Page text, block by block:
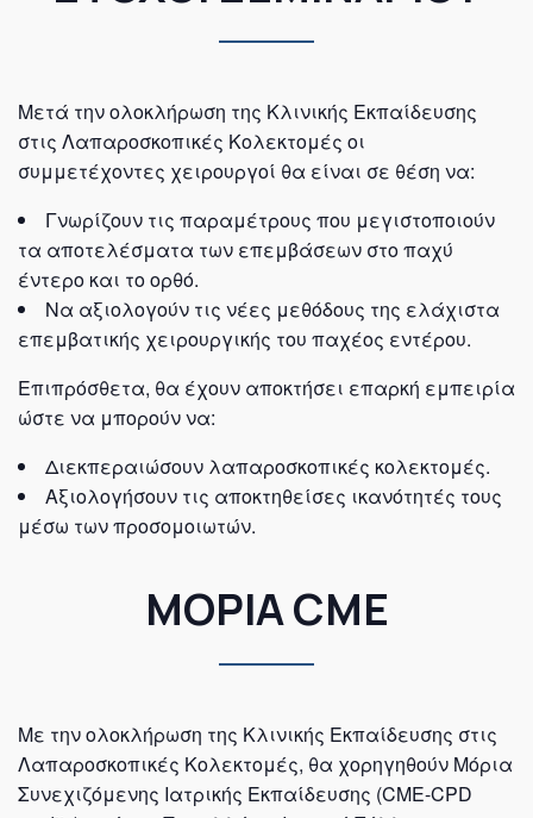
Μετά την ολοκλήρωση της Κλινικής Εκπαίδευσης
στις Λαπαροσκοπικές Κολεκτομές οι
συμμετέχοντες χειρουργοί θα είναι σε θέση να:
Γνωρίζουν τις παραμέτρους που μεγιστοποιούν
τα αποτελέσματα των επεμβάσεων στο παχύ
έντερο και το ορθό.
Να αξιολογούν τις νέες μεθόδους της ελάχιστα
επεμβατικής χειρουργικής του παχέος εντέρου.
Επιπρόσθετα, θα έχουν αποκτήσει επαρκή εμπειρία
ώστε να μπορούν να:
Διεκπεραιώσουν λαπαροσκοπικές κολεκτομές.
Αξιολογήσουν τις αποκτηθείσες ικανότητές τους
μέσω των προσομοιωτών.
ΜΟΡΙΑ CME
Με την ολοκλήρωση της Κλινικής Εκπαίδευσης στις
Λαπαροσκοπικές Κολεκτομές, θα χορηγηθούν Μόρια
Συνεχιζόμενης Ιατρικής Εκπαίδευσης (CME-CPD